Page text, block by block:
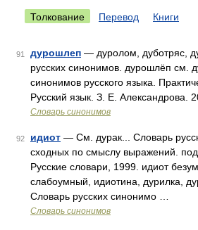
Толкование Перевод Книги
91 дурошлеп — дуролом, дуботряс,
русских синонимов. дурошлёп см.
синонимов русского языка.
Русский язык. З. Е. Александрова.
Словарь синонимов
92 идиот — См. дурак... Словарь
сходных по смыслу выражений.
Русские словари, 1999. идиот
слабоумный, идиотина, дурилка,
Словарь русских синонимо …
Словарь синонимов